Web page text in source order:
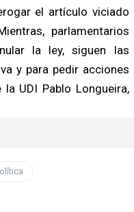
el artículo viciado
parlamentarios
la ley, siguen las
y para pedir acciones
UDI Pablo Longueira,